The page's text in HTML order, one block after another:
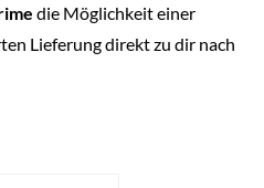
die Möglichkeit einer
Lieferung direkt zu dir nach